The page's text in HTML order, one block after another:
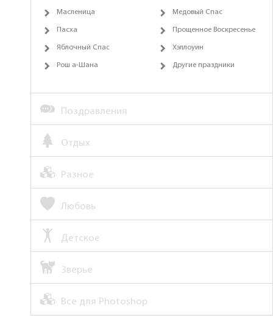
Масленица Медовый Спас
Пасха Прощенное Воскресенье
Яблочный Спас Хэллоуин
Рош а-Шана Другие праздники
Поздравления
Отдых
Разное
Любовь
Детское
Зверьё
Все для Photoshop